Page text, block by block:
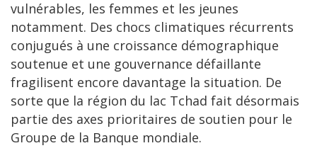
vulnérables, les femmes et les jeunes
notamment. Des chocs climatiques récurrents
conjugués à une croissance démographique
soutenue et une gouvernance défaillante
fragilisent encore davantage la situation. De
sorte que la région du lac Tchad fait désormais
partie des axes prioritaires de soutien pour le
Groupe de la Banque mondiale.